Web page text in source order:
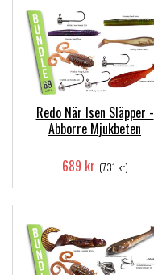
Redo När Isen Släpper -
Abborre Mjukbeten
689 kr (731 kr)